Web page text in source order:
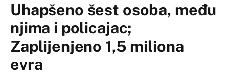
Uhapšeno šest osoba, među
njima i policajac;
Zaplijenjeno 1,5 miliona
evra